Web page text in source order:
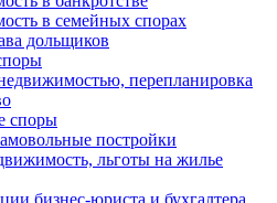
в семейных спорах
дольщиков
перепланировка
споры
постройки
льготы на жилье